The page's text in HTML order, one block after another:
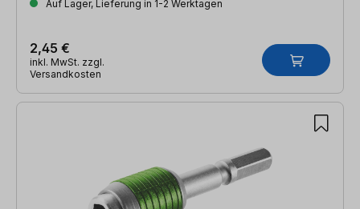
Auf Lager, Lieferung in 1-2 Werktagen
2,45 €
inkl. MwSt. zzgl.
Versandkosten